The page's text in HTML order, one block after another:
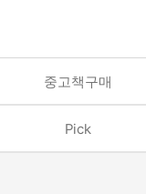
중고책구매
Pick